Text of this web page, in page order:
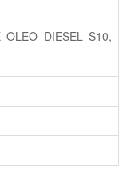
OLEO DIESEL S10,